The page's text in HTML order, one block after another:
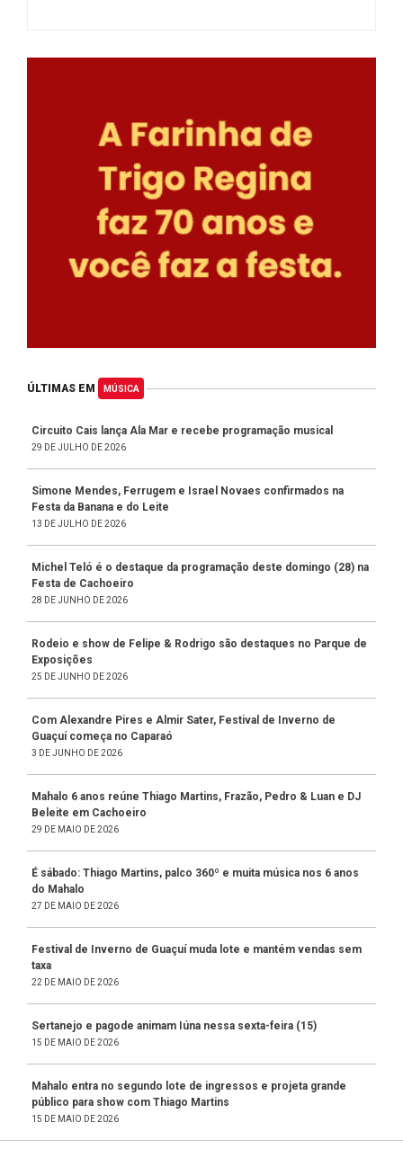
ÚLTIMAS EM MÚSICA
Circuito Cais lança Ala Mar e recebe programação musical
29 DE JULHO DE 2026
Simone Mendes, Ferrugem e Israel Novaes confirmados na
Festa da Banana e do Leite
13 DE JULHO DE 2026
Michel Teló é o destaque da programação deste domingo (28) na
Festa de Cachoeiro
28 DE JUNHO DE 2026
Rodeio e show de Felipe & Rodrigo são destaques no Parque de
Exposições
25 DE JUNHO DE 2026
Com Alexandre Pires e Almir Sater, Festival de Inverno de
Guaçuí começa no Caparaó
3 DE JUNHO DE 2026
Mahalo 6 anos reúne Thiago Martins, Frazão, Pedro & Luan e DJ
Beleite em Cachoeiro
29 DE MAIO DE 2026
É sábado: Thiago Martins, palco 360º e muita música nos 6 anos
do Mahalo
27 DE MAIO DE 2026
Festival de Inverno de Guaçuí muda lote e mantém vendas sem
taxa
22 DE MAIO DE 2026
Sertanejo e pagode animam Iúna nessa sexta-feira (15)
15 DE MAIO DE 2026
Mahalo entra no segundo lote de ingressos e projeta grande
público para show com Thiago Martins
15 DE MAIO DE 2026